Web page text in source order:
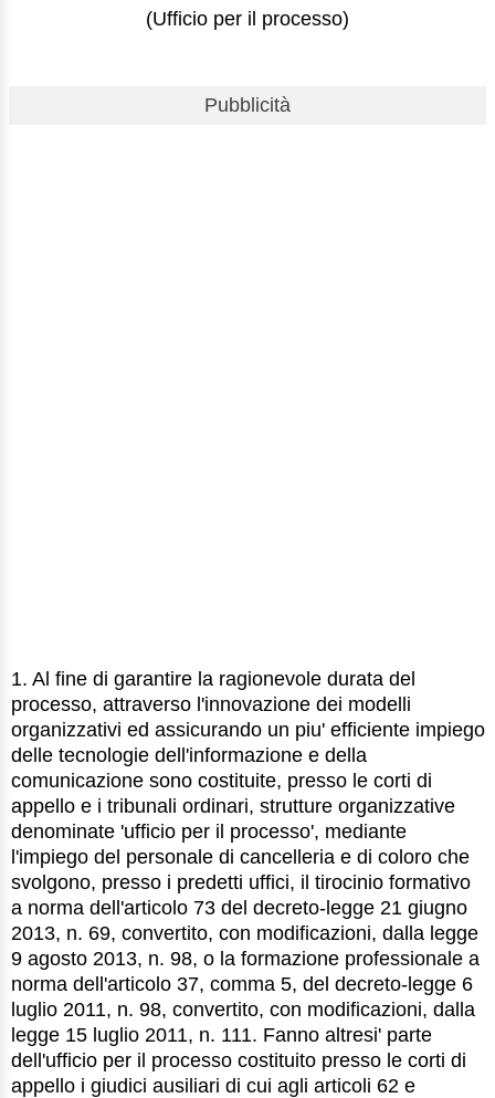
(Ufficio per il processo)
Pubblicità
1. Al fine di garantire la ragionevole durata del
processo, attraverso l'innovazione dei modelli
organizzativi ed assicurando un piu' efficiente impiego
delle tecnologie dell'informazione e della
comunicazione sono costituite, presso le corti di
appello e i tribunali ordinari, strutture organizzative
denominate 'ufficio per il processo', mediante
l'impiego del personale di cancelleria e di coloro che
svolgono, presso i predetti uffici, il tirocinio formativo
a norma dell'articolo 73 del decreto-legge 21 giugno
2013, n. 69, convertito, con modificazioni, dalla legge
9 agosto 2013, n. 98, o la formazione professionale a
norma dell'articolo 37, comma 5, del decreto-legge 6
luglio 2011, n. 98, convertito, con modificazioni, dalla
legge 15 luglio 2011, n. 111. Fanno altresi' parte
dell'ufficio per il processo costituito presso le corti di
appello i giudici ausiliari di cui agli articoli 62 e